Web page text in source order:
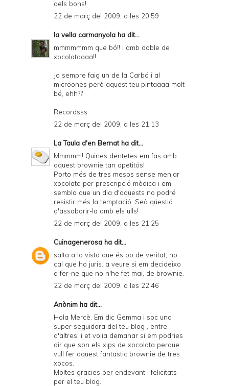
dels bons!
22 de març del 2009, a les 20:59
la vella carmanyola ha dit...
mmmmmmm que bó!! i amb doble de
xocolataaaa!!
Jo sempre faig un de la Carbó i al
microones però aquest teu pintaaaa molt
bé, ehh??
Recordsss
22 de març del 2009, a les 21:13
La Taula d'en Bernatha dit...
Mmmmm! Quines dentetes em fas amb
aquest brownie tan apetitós!
Porto més de tres mesos sense menjar
xocolata per prescripció mèdica i em
sembla que un dia d'aquests no podré
resistir més la temptació. Seà qüestió
d'assaborir-la amb els ulls!
22 de març del 2009, a les 21:25
Cuinagenerosa ha dit...
salta a la vista que és bo de veritat, no
cal que ho juris. a veure si em decideixo
a fer-ne que no n'he fet mai, de brownie.
22 de març del 2009, a les 22:46
Anònim ha dit...
Hola Mercè. Em dic Gemma i soc una
super seguidora del teu blog , entre
d'altres, i et volia demanar si em podries
dir que son els xips de xocolata perque
vull fer aquest fantastic brownie de tres
xocos.
Moltes gracies per endevant i felicitats
per el teu blog.